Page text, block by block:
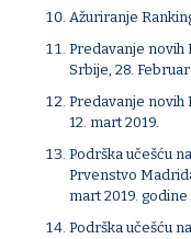
Ažuriranje
Predavanje novih
Srbije, 28. Februar
Predavanje novih
12. mart 2019.
Podrška učešću
Prvenstvo
mart 2019. godine
Podrška učešću